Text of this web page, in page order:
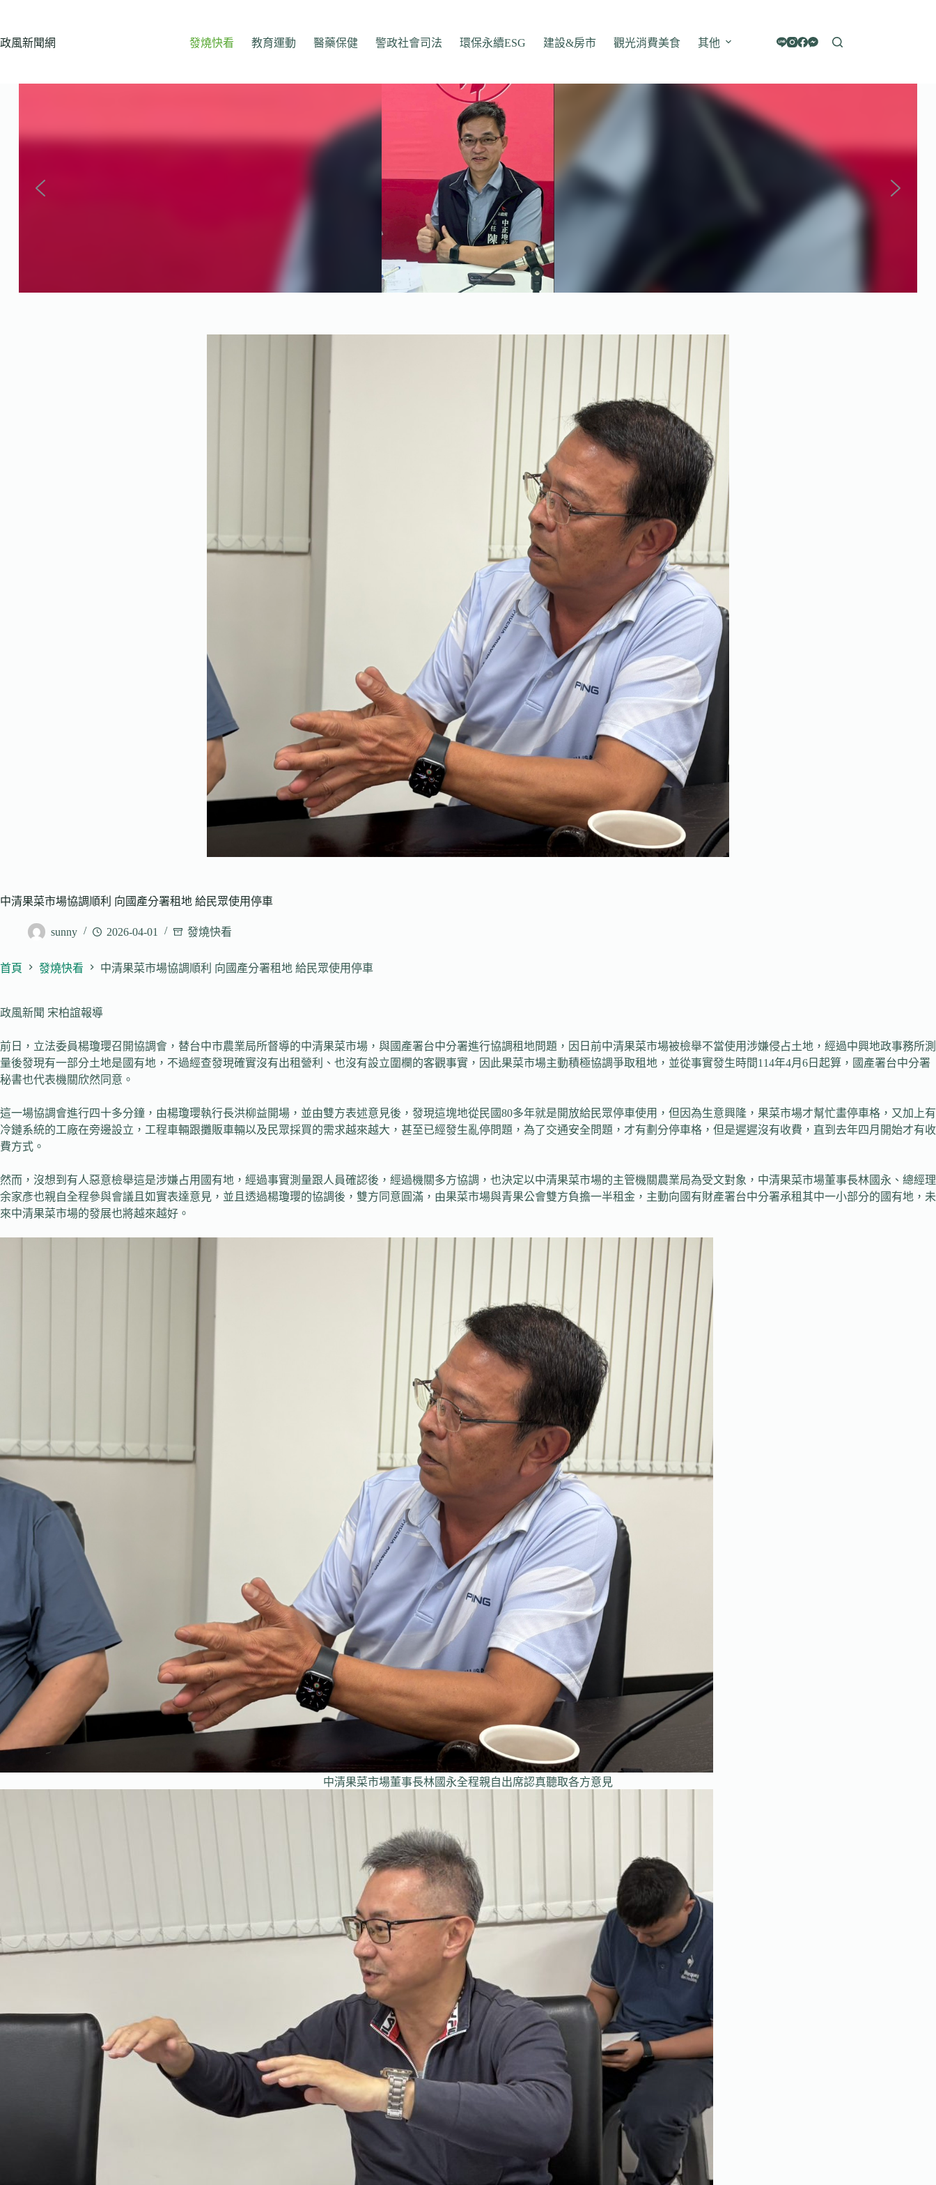
主
政風新聞網 發燒快看 教育運動 醫藥保健 警政社會司法 環保永續ESG 建設&房市 觀光消費美食 其他
中清果菜市場協調順利 向國產分署租地 給民眾使用停車
sunny 2026-04-01 發燒快看
首頁 發燒快看 中清果菜市場協調順利 向國產分署租地 給民眾使用停車
政風新聞 宋柏誼報導
前日，立法委員楊瓊瓔召開協調會，替台中市農業局所督導的中清果菜市場，與國產署台中分署進行協調租地問題，因日前中清果菜市場被檢舉不當使用涉嫌侵占土地，經過中興地政事務所測
量後發現有一部分土地是國有地，不過經查發現確實沒有出租營利、也沒有設立圍欄的客觀事實，因此果菜市場主動積極協調爭取租地，並從事實發生時間114年4月6日起算，國產署台中分署
秘書也代表機關欣然同意。
這一場協調會進行四十多分鐘，由楊瓊瓔執行長洪柳益開場，並由雙方表述意見後，發現這塊地從民國80多年就是開放給民眾停車使用，但因為生意興隆，果菜市場才幫忙畫停車格，又加上有
冷鏈系統的工廠在旁邊設立，工程車輛跟攤販車輛以及民眾採買的需求越來越大，甚至已經發生亂停問題，為了交通安全問題，才有劃分停車格，但是遲遲沒有收費，直到去年四月開始才有收
費方式。
然而，沒想到有人惡意檢舉這是涉嫌占用國有地，經過事實測量跟人員確認後，經過機關多方協調，也決定以中清果菜市場的主管機關農業局為受文對象，中清果菜市場董事長林國永、總經理
余家彥也親自全程參與會議且如實表達意見，並且透過楊瓊瓔的協調後，雙方同意圓滿，由果菜市場與青果公會雙方負擔一半租金，主動向國有財產署台中分署承租其中一小部分的國有地，未
來中清果菜市場的發展也將越來越好。
中清果菜市場董事長林國永全程親自出席認真聽取各方意見